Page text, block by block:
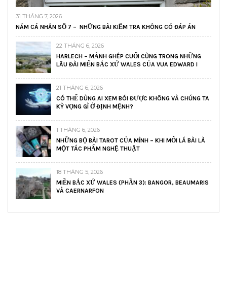
31 THÁNG 7, 2026
NĂM CÁ NHÂN SỐ 7 – NHỮNG BÀI KIỂM TRA KHÔNG CÓ ĐÁP ÁN
22 THÁNG 6, 2026
HARLECH – MẢNH GHÉP CUỐI CÙNG TRONG NHỮNG
LÂU ĐÀI MIẾN BẮC XỨ WALES CỦA VUA EDWARD I
21 THÁNG 6, 2026
CÓ THỂ DÙNG AI XEM BÓI ĐƯỢC KHÔNG VÀ CHÚNG TA
KỲ VỌNG GÌ Ở ĐỊNH MỆNH?
1 THÁNG 6, 2026
NHỮNG BỘ BÀI TAROT CỦA MÌNH – KHI MỖI LÁ BÀI LÀ
MỘT TÁC PHẨM NGHỆ THUẬT
18 THÁNG 5, 2026
MIỀN BẮC XỨ WALES (PHẦN 3): BANGOR, BEAUMARIS
VÀ CAERNARFON